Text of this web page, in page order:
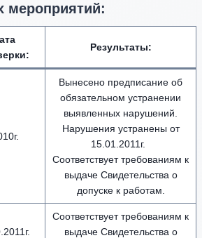
мероприятий:
:
Результаты:
Вынесено предписание об
обязательном устранении
выявленных нарушений.
Нарушения устранены от
15.01.2011г.
Соответствует требованиям к
выдаче Свидетельства о
допуске к работам.
Соответствует требованиям к
выдаче Свидетельства о